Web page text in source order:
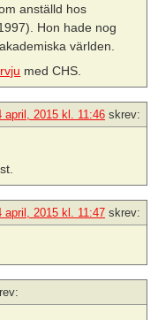
anställd hos
Hon hade nog
världen.
med CHS.
april, 2015 kl. 11:46 skrev:
april, 2015 kl. 11:47 skrev: